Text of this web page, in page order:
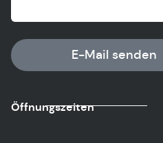
E-Mail senden
Öffnungszeiten